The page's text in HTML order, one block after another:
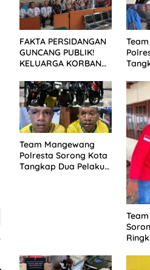
FAKTA PERSIDANGAN
GUNCANG PUBLIK!
KELUARGA KORBAN
SETELAH SIDANG
TUNTUTAN DITUNDA
Akui
Team Mangewang
Polresta Sorong Kota
Tangkap Dua Pelaku